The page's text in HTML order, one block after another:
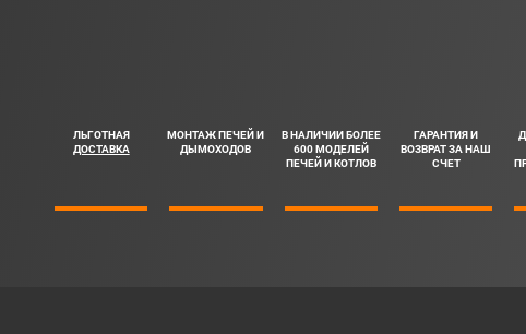
ЛЬГОТНАЯ
ДОСТАВКА
МОНТАЖ ПЕЧЕЙ И
ДЫМОХОДОВ
В НАЛИЧИИ БОЛЕЕ
600 МОДЕЛЕЙ
ПЕЧЕЙ И КОТЛОВ
ГАРАНТИЯ И
ВОЗВРАТ ЗА НАШ
СЧЕТ